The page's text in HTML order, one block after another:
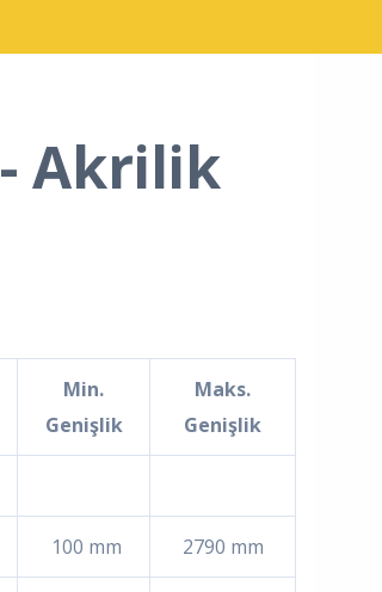
Akrilik
Min.
Genişlik
Maks.
Genişlik
100 mm 2790 mm